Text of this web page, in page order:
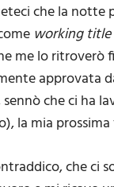
che la notte
working title
me lo ritroverò
approvata
che ci ha
la mia
che ci